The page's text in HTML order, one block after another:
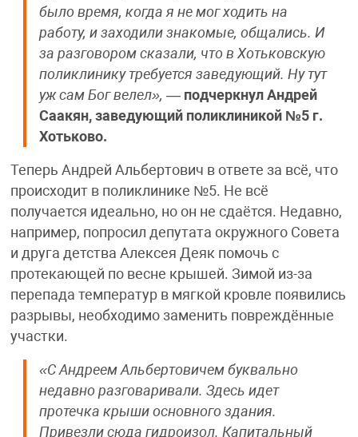
было время, когда я не мог ходить на
работу, и заходили знакомые, общались. И
за разговором сказали, что в Хотьковскую
поликлинику требуется заведующий. Ну тут
уж сам Бог велел», — подчеркнул Андрей
Саакян, заведующий поликлиникой №5 г.
Хотьково.
Теперь Андрей Альбертович в ответе за всё, что
происходит в поликлинике №5. Не всё
получается идеально, но он не сдаётся. Недавно,
например, попросил депутата окружного Совета
и друга детства Алексея Деяк помочь с
протекающей по весне крышей. Зимой из-за
перепада температур в мягкой кровле появились
разрывы, необходимо заменить повреждённые
участки.
«С Андреем Альбертовичем буквально
недавно разговаривали. Здесь идет
протечка крыши основного здания.
Привезли сюда гидроизол. Капитальный